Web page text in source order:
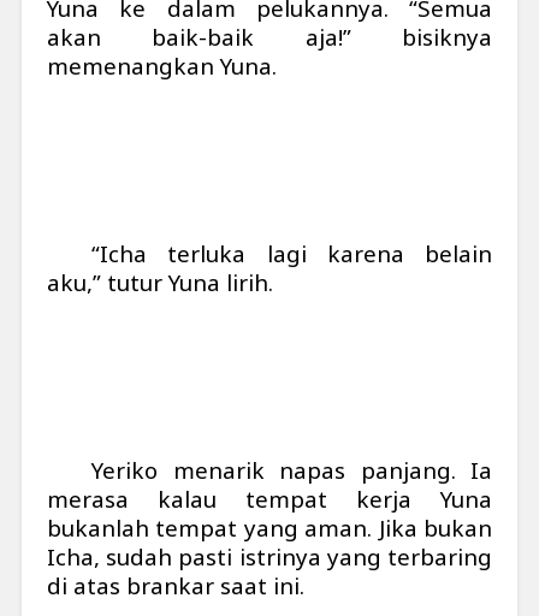
Yuna ke dalam pelukannya. “Semua
akan baik-baik aja!” bisiknya
memenangkan Yuna.
“Icha terluka lagi karena belain
aku,” tutur Yuna lirih.
Yeriko menarik napas panjang. Ia
merasa kalau tempat kerja Yuna
bukanlah tempat yang aman. Jika bukan
Icha, sudah pasti istrinya yang terbaring
di atas brankar saat ini.